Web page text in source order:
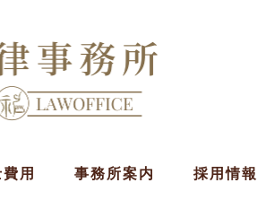
用 事務所案内 採用情報